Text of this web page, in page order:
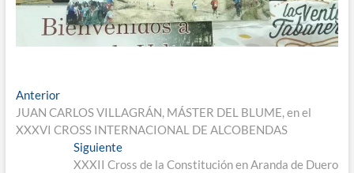
Navegación
de
entradas
AnteriorEntrada
anterior:
JUAN CARLOS VILLAGRÁN, MÁSTER DEL BLUME, en el
XXXVI CROSS INTERNACIONAL DE ALCOBENDAS
SiguienteEntrada
siguiente:
XXXII Cross de la Constitución en Aranda de Duero